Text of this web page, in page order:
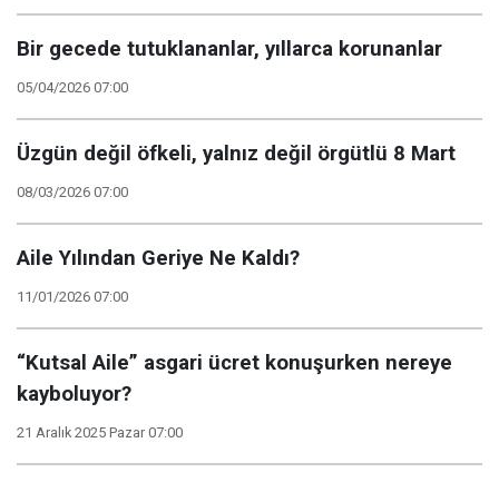
Bir gecede tutuklananlar, yıllarca korunanlar
05/04/2026 07:00
Üzgün değil öfkeli, yalnız değil örgütlü 8 Mart
08/03/2026 07:00
Aile Yılından Geriye Ne Kaldı?
11/01/2026 07:00
“Kutsal Aile” asgari ücret konuşurken nereye
kayboluyor?
21 Aralık 2025 Pazar 07:00